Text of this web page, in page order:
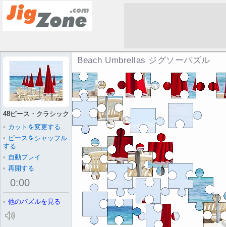
Beach Umbrellas ジグソーパズル
48ピース・クラシック
• カットを変更する
• ピースをシャッフル
する
• 自動プレイ
• 再開する
0:00
• 他のパズルを見る